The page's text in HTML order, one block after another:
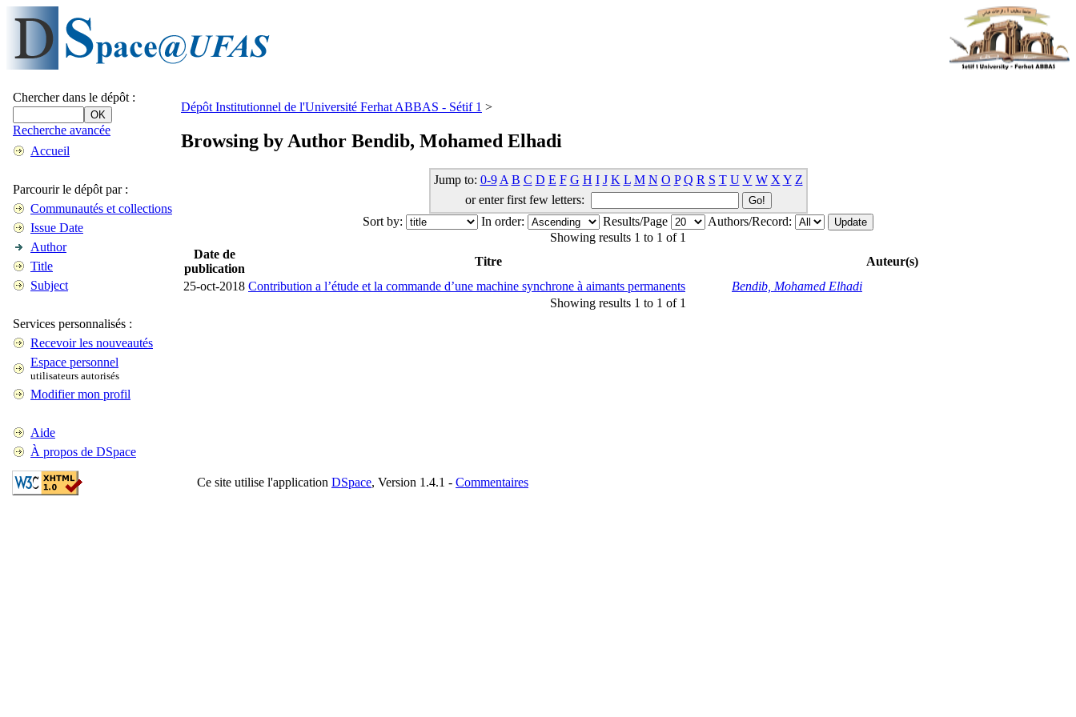
Chercher dans le dépôt :
Recherche avancée
Accueil
Parcourir le dépôt par :
Communautés et collections
Issue Date
Author
Title
Subject
Services personnalisés :
Recevoir les nouveautés
Espace personnel
utilisateurs autorisés
Modifier mon profil
Aide
À propos de DSpace
Dépôt Institutionnel de l'Université Ferhat ABBAS - Sétif 1 >
Browsing by Author Bendib, Mohamed Elhadi
Jump to: 0-9 A B C D E F G H I J K L M N O P Q R S T U V W X Y Z
or enter first few letters:
Sort by:
In order: Results/Page
Authors/Record:
Showing results 1 to 1 of 1
Date de
publication
Titre
Auteur(s)
25-oct-2018 Contribution a l’étude et la commande d’une machine synchrone à aimants permanents
Bendib, Mohamed Elhadi
Showing results 1 to 1 of 1
Ce site utilise l'application DSpace, Version 1.4.1 - Commentaires